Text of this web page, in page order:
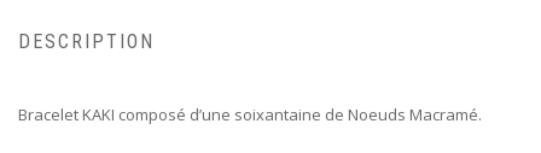
DESCRIPTION
Bracelet KAKI composé d’une soixantaine de Noeuds Macramé.